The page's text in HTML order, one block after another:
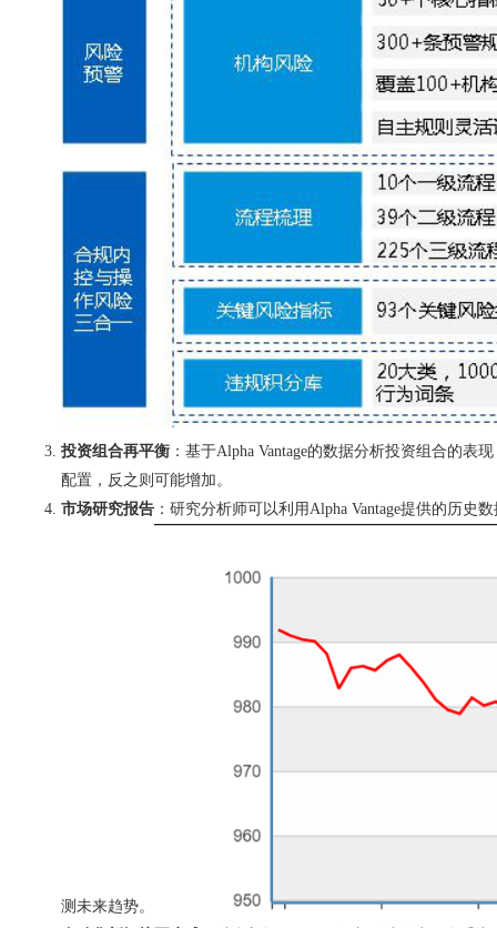
投资组合再平衡 ：基于Alpha Vantage的数据分析投资组合的
配置，反之则可能增加。
市场研究报告 ：研究分析师可以利用Alpha Vantage提供的历
测未来趋势。